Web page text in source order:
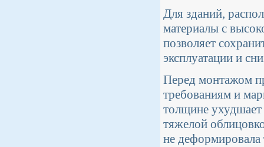
Для зданий,
материалы с
позволяет
эксплуатации и
Перед монтажом
требованиям и
толщине ухудшает
тяжелой
не